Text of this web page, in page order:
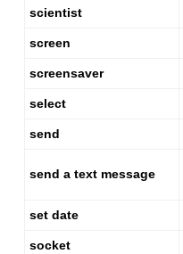
scientist
screen
screensaver
select
send
send a text message
set date
socket